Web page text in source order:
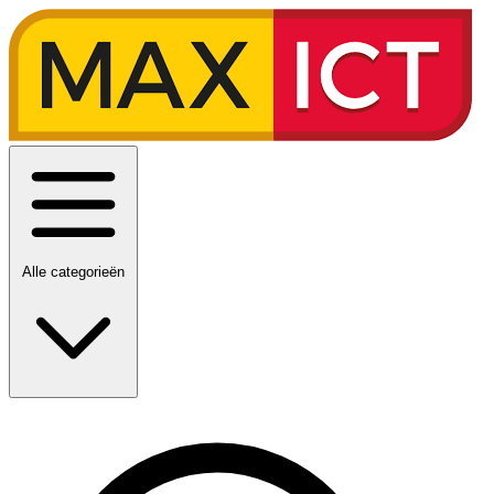
Alle categorieën